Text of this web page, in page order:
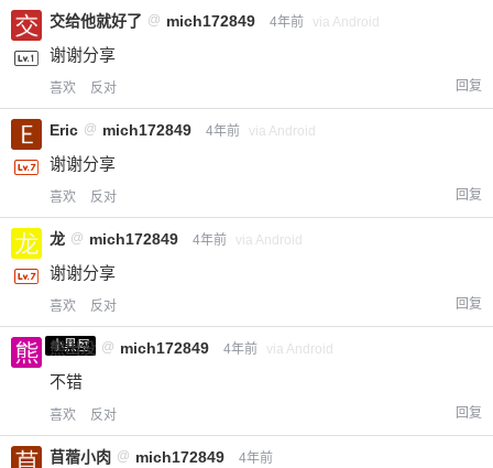
交给他就好了 @ mich172849 4年前 via Android
谢谢分享
喜欢 反对 回复
Eric @ mich172849 4年前 via Android
谢谢分享
喜欢 反对 回复
龙 @ mich172849 4年前 via Android
谢谢分享
喜欢 反对 回复
小黑屋
熊出没 @ mich172849 4年前 via Android
不错
喜欢 反对 回复
苜蓿小肉 @ mich172849 4年前